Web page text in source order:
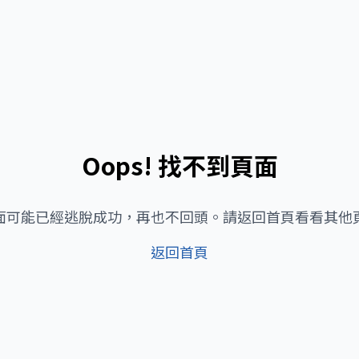
Oops! 找不到頁面
可能已經逃脫成功，再也不回頭。請返回首頁看看其他
返回首頁